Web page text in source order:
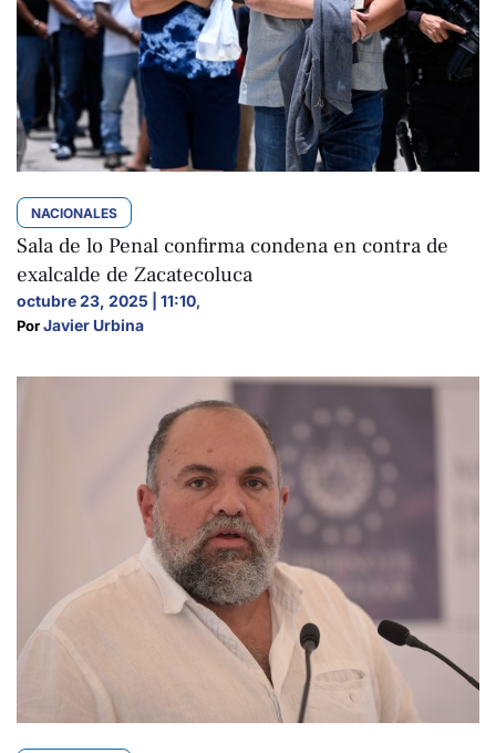
NACIONALES
Sala de lo Penal confirma condena en contra de
exalcalde de Zacatecoluca
octubre 23, 2025 | 11:10,
Por Javier Urbina